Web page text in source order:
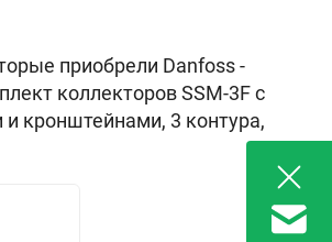
приобрели Danfoss -
коллекторов SSM-3F с
кронштейнами, 3 контура,